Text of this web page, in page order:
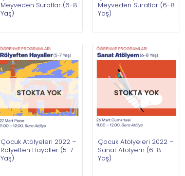
Meyveden Suratlar (6-8
Yaş)
Meyveden Suratlar (6-8
Yaş)
STOKTA YOK
Çocuk Atölyeleri 2022 –
Rölyeften Hayaller (5-7
Yaş)
STOKTA YOK
Çocuk Atölyeleri 2022 –
Sanat Atölyem (6-8
Yaş)